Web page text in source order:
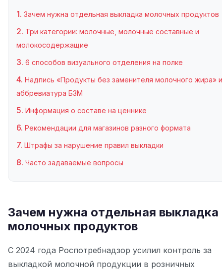
Зачем нужна отдельная выкладка молочных продуктов
Три категории: молочные, молочные составные и
молокосодержащие
6 способов визуального отделения на полке
Надпись «Продукты без заменителя молочного жира» и
аббревиатура БЗМ
Информация о составе на ценнике
Рекомендации для магазинов разного формата
Штрафы за нарушение правил выкладки
Часто задаваемые вопросы
Зачем нужна отдельная выкладка
молочных продуктов
С 2024 года Роспотребнадзор усилил контроль за
выкладкой молочной продукции в розничных